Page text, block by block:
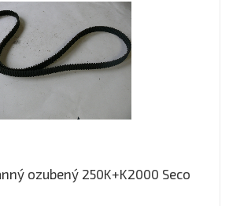
ozubený 250K+K2000 Seco